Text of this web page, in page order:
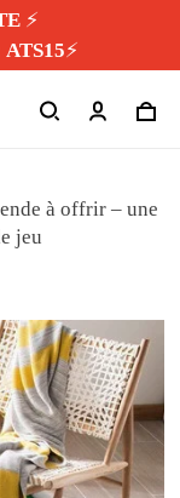
⚡️
ATS15⚡️
à offrir – une
jeu